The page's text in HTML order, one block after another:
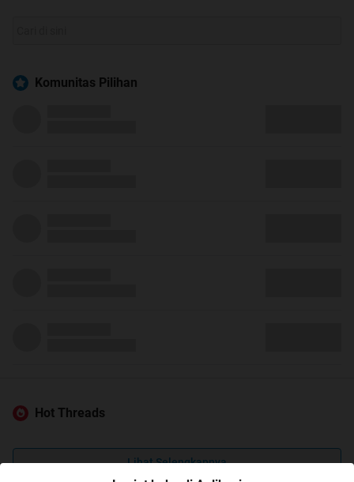
Komunitas Pilihan
Hot Threads
Lihat Selengkapnya